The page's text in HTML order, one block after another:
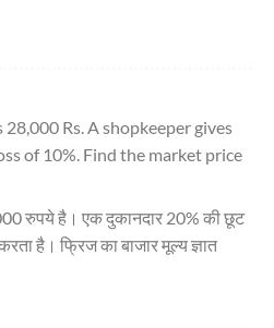
Rs. A shopkeeper gives
of 10%. Find the market price
रुपये है। एक दुकानदार 20% की छूट
है। फ्रिज का बाजार मूल्य ज्ञात